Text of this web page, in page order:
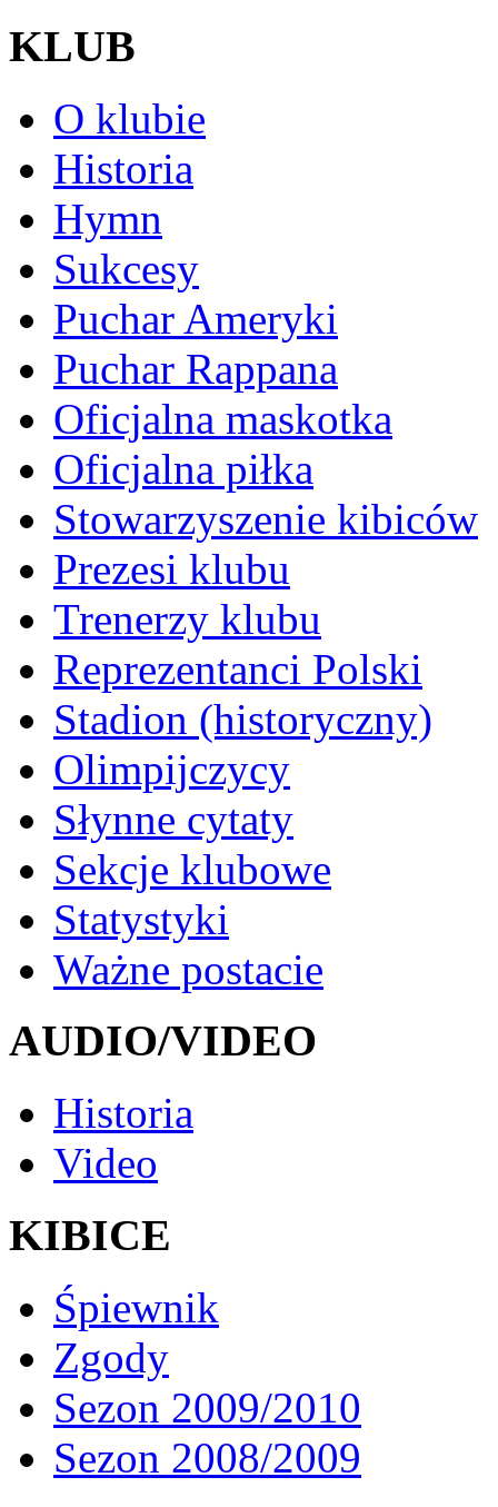
KLUB
O klubie
Historia
Hymn
Sukcesy
Puchar Ameryki
Puchar Rappana
Oficjalna maskotka
Oficjalna piłka
Stowarzyszenie kibiców
Prezesi klubu
Trenerzy klubu
Reprezentanci Polski
Stadion (historyczny)
Olimpijczycy
Słynne cytaty
Sekcje klubowe
Statystyki
Ważne postacie
AUDIO/VIDEO
Historia
Video
KIBICE
Śpiewnik
Zgody
Sezon 2009/2010
Sezon 2008/2009